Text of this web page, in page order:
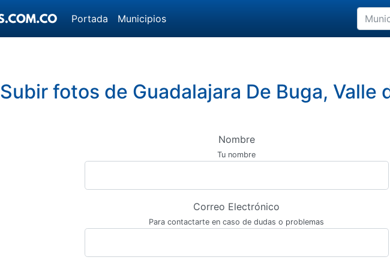
Portada Municipios
Subir fotos de Guadalajara De Buga, Valle
Nombre
Tu nombre
Correo Electrónico
Para contactarte en caso de dudas o problemas